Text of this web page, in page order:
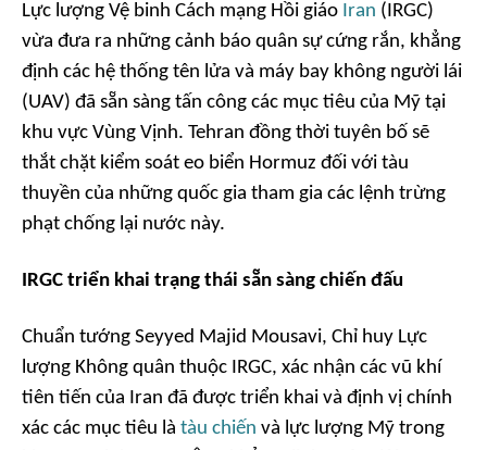
Lực lượng Vệ binh Cách mạng Hồi giáo Iran (IRGC)
vừa đưa ra những cảnh báo quân sự cứng rắn, khẳng
định các hệ thống tên lửa và máy bay không người lái
(UAV) đã sẵn sàng tấn công các mục tiêu của Mỹ tại
khu vực Vùng Vịnh. Tehran đồng thời tuyên bố sẽ
thắt chặt kiểm soát eo biển Hormuz đối với tàu
thuyền của những quốc gia tham gia các lệnh trừng
phạt chống lại nước này.
IRGC triển khai trạng thái sẵn sàng chiến đấu
Chuẩn tướng Seyyed Majid Mousavi, Chỉ huy Lực
lượng Không quân thuộc IRGC, xác nhận các vũ khí
tiên tiến của Iran đã được triển khai và định vị chính
xác các mục tiêu là tàu chiến và lực lượng Mỹ trong